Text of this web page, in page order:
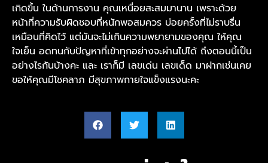
เกิดขึ้น ในด้านการงาน คุณเหนื่อยสะสมมานาน เพราะด้วย
หน้าที่ความรับผิดชอบที่หนักพอสมควร บ่อยครั้งที่ไม่ราบรื่น
เหมือนที่คิดไว้ แต่มันจะไม่เกินความพยายามของคุณ ให้คุณ
ใจเย็น อดทนกับปัญหาที่เข้าทุกอย่างจะผ่านไปได้ ถึงตอนนี้เป็น
อย่างไรกันบ้างคะ และ เราก็มี เลขเด่น เลขเด็ด มาฝากเช่นเคย
ขอให้คุณมีโชคลาภ มีสุขภาพกายใจแข็งแรงนะคะ